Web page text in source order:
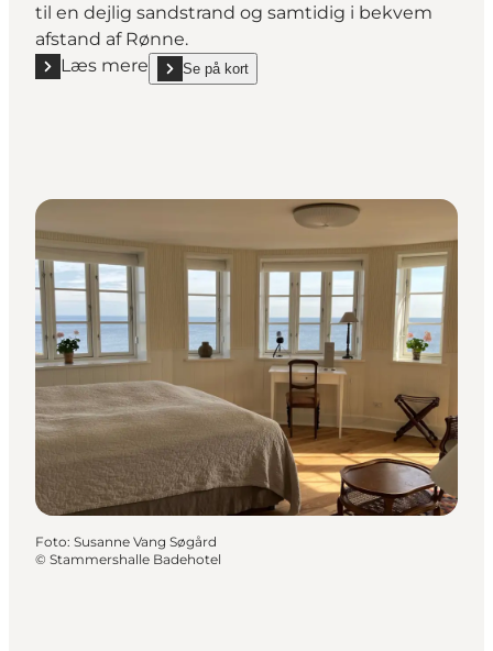
til en dejlig sandstrand og samtidig i bekvem
afstand af Rønne.
Læs mere
Læs mere "Nordskoven Strand Camping"
Se på kort
show Nordskoven Strand Camping on_map
Foto: Susanne Vang Søgård
© Stammershalle Badehotel